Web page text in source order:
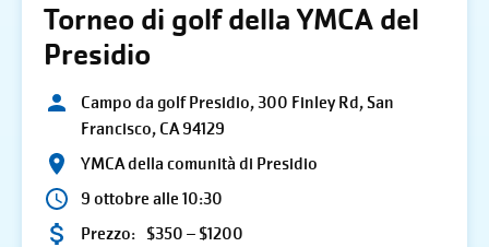
Torneo di golf della YMCA del
Presidio
Campo da golf Presidio, 300 Finley Rd, San
Francisco, CA 94129
YMCA della comunità di Presidio
9 ottobre alle 10:30
Prezzo: $350 – $1200